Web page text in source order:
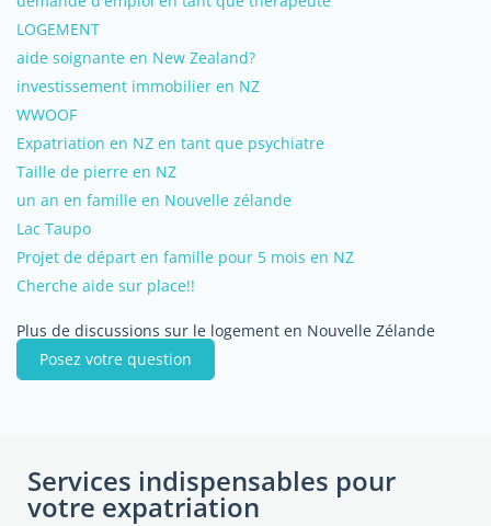
LOGEMENT
aide soignante en New Zealand?
investissement immobilier en NZ
WWOOF
Expatriation en NZ en tant que psychiatre
Taille de pierre en NZ
un an en famille en Nouvelle zélande
Lac Taupo
Projet de départ en famille pour 5 mois en NZ
Cherche aide sur place!!
Plus de discussions sur le logement en Nouvelle Zélande
Posez votre question
Services indispensables pour
votre expatriation